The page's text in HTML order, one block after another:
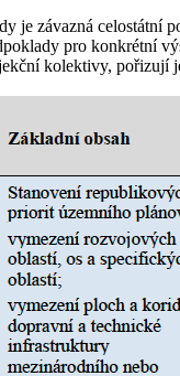
je závazná
pro konkrétní
kolektivy, pořizují